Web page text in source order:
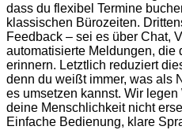
dass du flexibel Termine
klassischen Bürozeiten.
Feedback – sei es über Chat,
automatisierte Meldungen, die
erinnern. Letztlich reduziert
denn du weißt immer, was als
es umsetzen kannst. Wir
deine Menschlichkeit nicht
Einfache Bedienung, klare